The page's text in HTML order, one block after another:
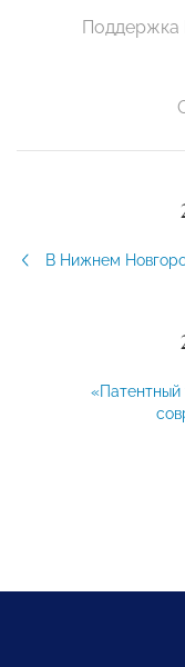
В Нижнем
«Патентный